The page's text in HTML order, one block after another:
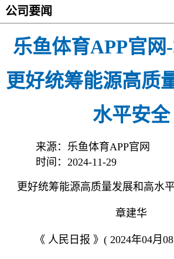
公司要闻
乐鱼体育APP官网-
更好统筹能源高质
水平安全
来源：乐鱼体育APP官网
时间：2024-11-29
更好统筹能源高质量发展和高水
章建华
《 人民日报 》( 2024年04月